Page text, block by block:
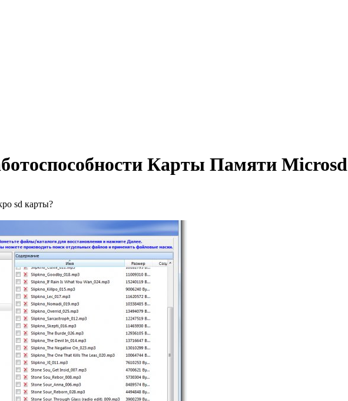
Карты Памяти Microsd
sd карты?